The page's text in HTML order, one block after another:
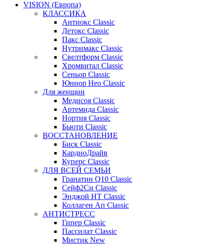
VISION (Европа)
КЛАССИКА
Антиокс Classic
Детокс Classic
Пакс Classic
Нутримакс Classic
Свелтформ Classic
Хромвитал Classic
Сеньор Classic
Юниор Нео Classic
Для женщин
Медисоя Classic
Артемида Classic
Нортия Classic
Бьюти Classic
ВОССТАНОВЛЕНИЕ
Биск Classic
КардиоДрайв
Куперс Classic
ДЛЯ ВСЕЙ СЕМЬИ
Гранатин Q10 Classic
Сейф2Си Classic
Энджой НТ Classic
Коллаген Ап Classic
АНТИСТРЕСС
Гипер Classic
Пассилат Classic
Мистик New